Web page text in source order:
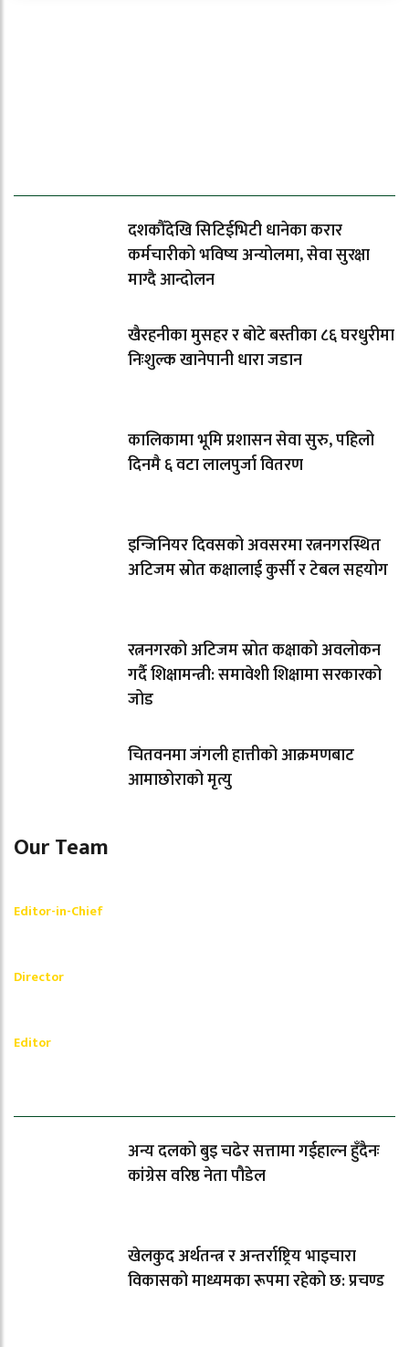
दशकौँदेखि सिटिईभिटी धानेका करार
कर्मचारीको भविष्य अन्योलमा, सेवा सुरक्षा
माग्दै आन्दोलन
खैरहनीका मुसहर र बोटे बस्तीका ८६ घरधुरीमा
निःशुल्क खानेपानी धारा जडान
कालिकामा भूमि प्रशासन सेवा सुरु, पहिलो
दिनमै ६ वटा लालपुर्जा वितरण
इन्जिनियर दिवसको अवसरमा रत्ननगरस्थित
अटिजम स्रोत कक्षालाई कुर्सी र टेबल सहयोग
रत्ननगरको अटिजम स्रोत कक्षाको अवलोकन
गर्दै शिक्षामन्त्री: समावेशी शिक्षामा सरकारको
जोड
चितवनमा जंगली हात्तीको आक्रमणबाट
आमाछोराको मृत्यु
Our Team
Editor-in-Chief
Director
Editor
अन्य दलको बुइ चढेर सत्तामा गईहाल्न हुँदैनः
कांग्रेस वरिष्ठ नेता पौडेल
खेलकुद अर्थतन्त्र र अन्तर्राष्ट्रिय भाइचारा
विकासको माध्यमका रूपमा रहेको छ: प्रचण्ड